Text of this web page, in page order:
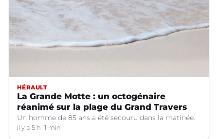
HÉRAULT
La Grande Motte : un octogénaire
réanimé sur la plage du Grand Travers
Un homme de 85 ans a été secouru dans la matinée.
il y a 5 h 1 min